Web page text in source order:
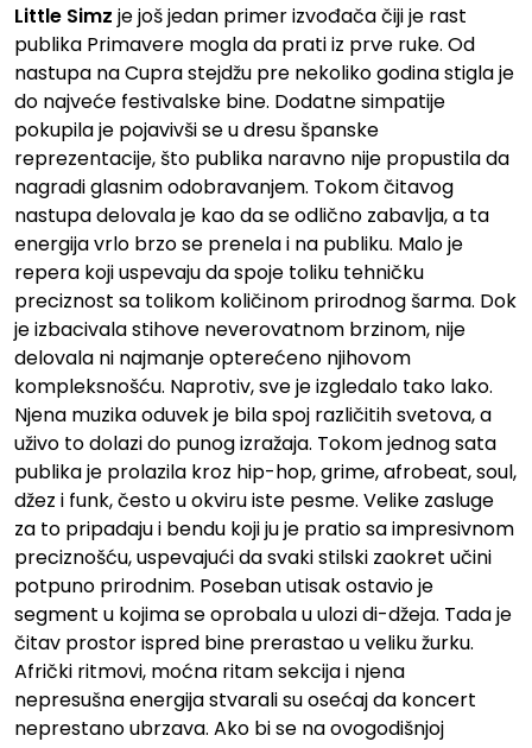
Little Simz je još jedan primer izvođača čiji je rast
publika Primavere mogla da prati iz prve ruke. Od
nastupa na Cupra stejdžu pre nekoliko godina stigla je
do najveće festivalske bine. Dodatne simpatije
pokupila je pojavivši se u dresu španske
reprezentacije, što publika naravno nije propustila da
nagradi glasnim odobravanjem. Tokom čitavog
nastupa delovala je kao da se odlično zabavlja, a ta
energija vrlo brzo se prenela i na publiku. Malo je
repera koji uspevaju da spoje toliku tehničku
preciznost sa tolikom količinom prirodnog šarma. Dok
je izbacivala stihove neverovatnom brzinom, nije
delovala ni najmanje opterećeno njihovom
kompleksnošću. Naprotiv, sve je izgledalo tako lako.
Njena muzika oduvek je bila spoj različitih svetova, a
uživo to dolazi do punog izražaja. Tokom jednog sata
publika je prolazila kroz hip-hop, grime, afrobeat, soul,
džez i funk, često u okviru iste pesme. Velike zasluge
za to pripadaju i bendu koji ju je pratio sa impresivnom
preciznošću, uspevajući da svaki stilski zaokret učini
potpuno prirodnim. Poseban utisak ostavio je
segment u kojima se oprobala u ulozi di-džeja. Tada je
čitav prostor ispred bine prerastao u veliku žurku.
Afrički ritmovi, moćna ritam sekcija i njena
nepresušna energija stvarali su osećaj da koncert
neprestano ubrzava. Ako bi se na ovogodišnjoj